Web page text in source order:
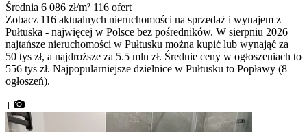
Średnia 6 086 zł/m² 116 ofert
Zobacz 116 aktualnych nieruchomości na sprzedaż i wynajem z
Pułtuska - najwięcej w Polsce bez pośredników. W sierpniu 2026
najtańsze nieruchomości w Pułtusku można kupić lub wynająć za
50 tys zł, a najdroższe za 5.5 mln zł. Średnie ceny w ogłoszeniach to
556 tys zł. Najpopularniejsze dzielnice w Pułtusku to Popławy (8
ogłoszeń).
1